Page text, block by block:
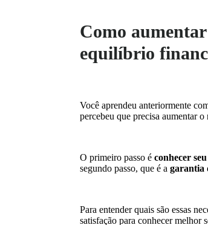
Como
equilíbrio
Você aprendeu anteriormente
percebeu que precisa aumentar
O primeiro passo é conhecer
segundo passo, que é a garantia
Para entender quais são essas
satisfação para conhecer melhor